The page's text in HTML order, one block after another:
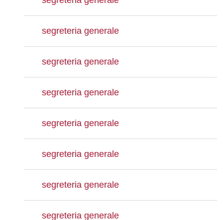
segreteria generale
segreteria generale
segreteria generale
segreteria generale
segreteria generale
segreteria generale
segreteria generale